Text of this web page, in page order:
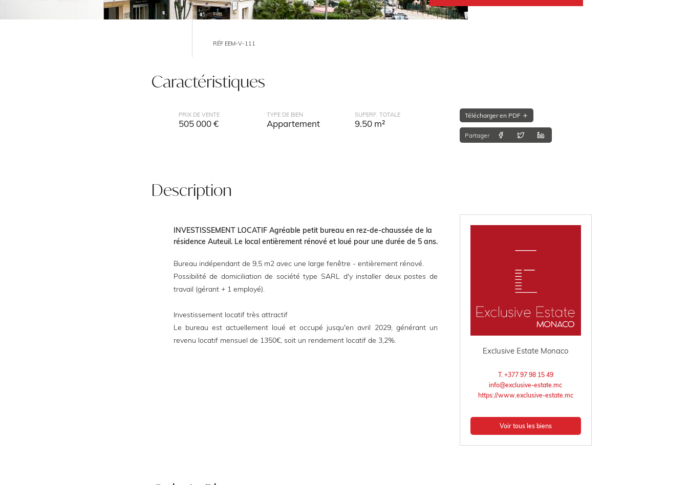
RÉF EEM-V-111
Caractéristiques
PRIX DE VENTE
505 000 €
TYPE DE BIEN
Appartement
SUPERF. TOTALE
9.50 m²
Télécharger en PDF
Partager
Description
INVESTISSEMENT LOCATIF Agréable petit bureau en rez-de-chaussée de la
résidence Auteuil. Le local entièrement rénové et loué pour une durée de 5 ans.
Bureau indépendant de 9,5 m2 avec une large fenêtre - entièrement rénové.
Possibilité de domiciliation de société type SARL d'y installer deux postes de
travail (gérant + 1 employé).
Investissement locatif très attractif
Le bureau est actuellement loué et occupé jusqu'en avril 2029, générant un
revenu locatif mensuel de 1350€, soit un rendement locatif de 3,2%.
Exclusive Estate Monaco
T. +377 97 98 15 49
info@exclusive-estate.mc
https://www.exclusive-estate.mc
Voir tous les biens